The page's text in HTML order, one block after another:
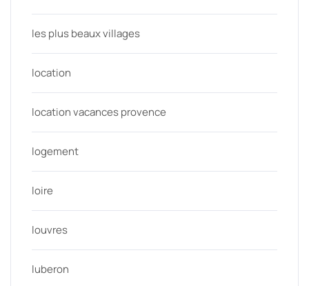
les plus beaux villages
location
location vacances provence
logement
loire
louvres
luberon